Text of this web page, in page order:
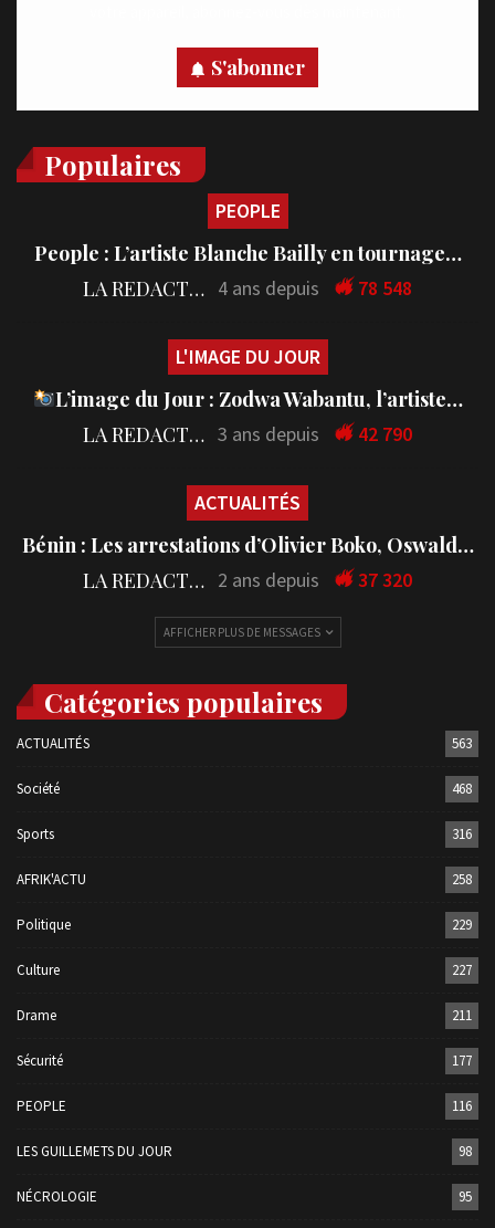
S'abonner
Populaires
PEOPLE
People : L’artiste Blanche Bailly en tournage…
LA REDACTION 4 ans depuis 78 548
L'IMAGE DU JOUR
L’image du Jour : Zodwa Wabantu, l’artiste…
LA REDACTION 3 ans depuis 42 790
ACTUALITÉS
Bénin : Les arrestations d’Olivier Boko, Oswald…
LA REDACTION 2 ans depuis 37 320
AFFICHER PLUS DE MESSAGES
Catégories populaires
ACTUALITÉS 563
Société 468
Sports 316
AFRIK'ACTU 258
Politique 229
Culture 227
Drame 211
Sécurité 177
PEOPLE 116
LES GUILLEMETS DU JOUR 98
NÉCROLOGIE 95